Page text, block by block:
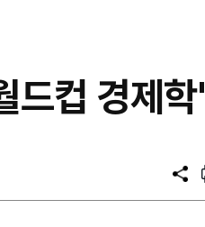
드컵 경제학'
공